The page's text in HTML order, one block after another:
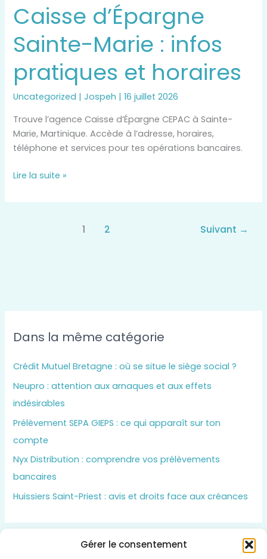
Gérer le consentement
Caisse d’Épargne
Sainte-Marie : infos
pratiques et horaires
Uncategorized |Jospeh |16 juillet 2026
Trouve l’agence Caisse d’Épargne CEPAC à Sainte-
Marie, Martinique. Accède à l’adresse, horaires,
téléphone et services pour tes opérations bancaires.
Sainte-
Marie
:
infos
pratiques
et
horaires
Lire la suite »
1 2 Suivant →
Dans la même catégorie
Crédit Mutuel Bretagne : où se situe le siège social ?
Neupro : attention aux arnaques et aux effets
indésirables
Prélèvement SEPA GIEPS : ce qui apparaît sur ton
compte
Nyx Distribution : comprendre vos prélèvements
bancaires
Huissiers Saint-Priest : avis et droits face aux créances